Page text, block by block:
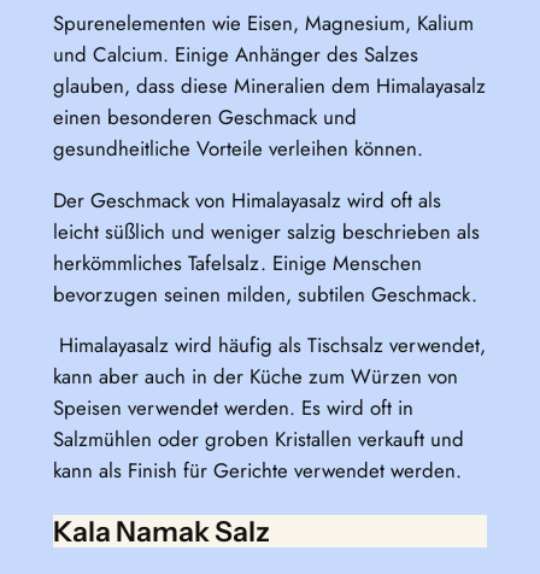
Spurenelementen wie Eisen, Magnesium, Kalium
und Calcium. Einige Anhänger des Salzes
glauben, dass diese Mineralien dem Himalayasalz
einen besonderen Geschmack und
gesundheitliche Vorteile verleihen können.
Der Geschmack von Himalayasalz wird oft als
leicht süßlich und weniger salzig beschrieben als
herkömmliches Tafelsalz. Einige Menschen
bevorzugen seinen milden, subtilen Geschmack.
Himalayasalz wird häufig als Tischsalz verwendet,
kann aber auch in der Küche zum Würzen von
Speisen verwendet werden. Es wird oft in
Salzmühlen oder groben Kristallen verkauft und
kann als Finish für Gerichte verwendet werden.
Kala Namak Salz